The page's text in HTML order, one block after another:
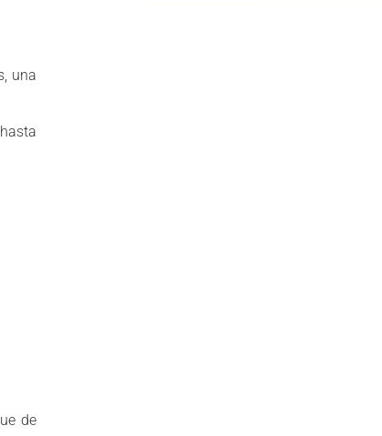
una
de